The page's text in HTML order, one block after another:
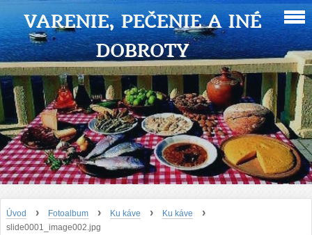
VARENIE, PEČENIE A INÉ
DOBROTY
Úvod › Fotoalbum › Ku káve › Ku káve ›
slide0001_image002.jpg